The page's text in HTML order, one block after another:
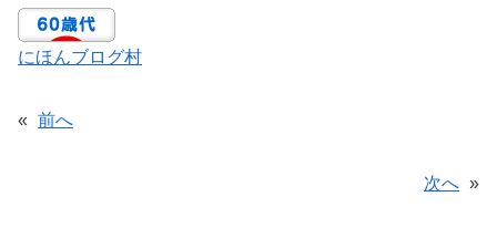
にほんブログ村
« 前へ
次へ »